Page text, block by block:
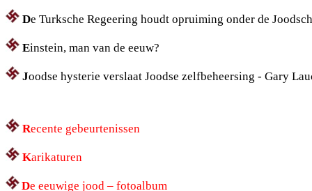
De Turksche Regeering houdt opruiming onder de
Einstein, man van de eeuw?
Joodse hysterie verslaat Joodse zelfbeheersing - Gary
Recente gebeurtenissen
Karikaturen
De eeuwige jood – fotoalbum